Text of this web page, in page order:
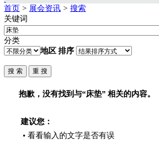
首页
资讯
展会
设计
会员
供应
首页 > 展会资讯 > 搜索
关键词
分类
地区 排序
抱歉，没有找到与“床垫” 相关的内容。
建议您：
• 看看输入的文字是否有误